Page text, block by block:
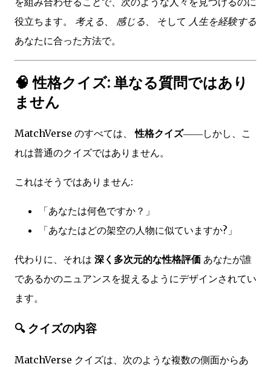
役立ちます。 考える 感じる 、 そして 人生を経験する
あなたに合った方法で。
🧠 性格クイズ: 単なる質問ではあり
ません
MatchVerse のすべては、性格クイズ――しかし、こ
れは普通のクイズではありません。
これはそうではありません:
「あなたは何色ですか？」
「あなたはどの架空の人物に似ていますか?」
代わりに、それは 深く多次元的な性格評価 あなたが誰
であるかのニュアンスを捉えるようにデザインされてい
ます。
🔍 クイズの内容
MatchVerse クイズは、次のような複数の側面からあ